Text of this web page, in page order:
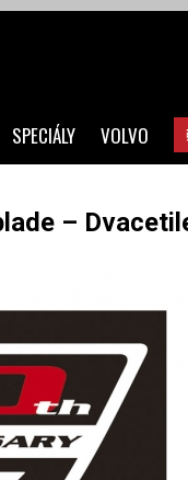
–
SPECIÁLY VOLVO